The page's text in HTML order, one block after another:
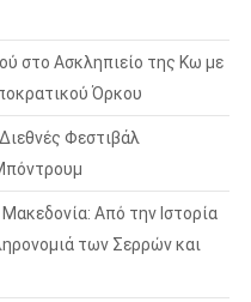
στο Ασκληπιείο της Κω με
Όρκου
Φεστιβάλ
Από την Ιστορία
των Σερρών και